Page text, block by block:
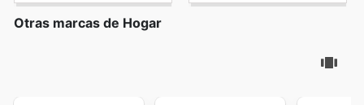
Otras marcas de Hogar